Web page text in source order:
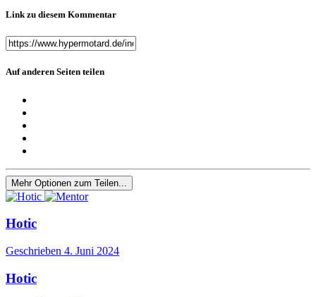
Link zu diesem Kommentar
Auf anderen Seiten teilen
Mehr Optionen zum Teilen...
Hotic
Geschrieben 4. Juni 2024
Hotic